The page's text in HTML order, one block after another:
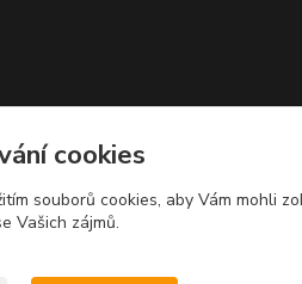
GARANCE
dní
cookies
souborů cookies, aby Vám mohli
Vašich zájmů.